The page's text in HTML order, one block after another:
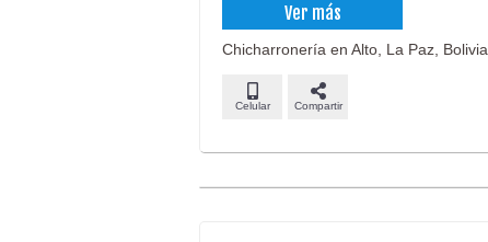
Ver más
Chicharronería en Alto, La Paz, Bolivia
Celular Compartir